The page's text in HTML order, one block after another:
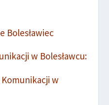
Bolesławiec
w Bolesławcu:
w